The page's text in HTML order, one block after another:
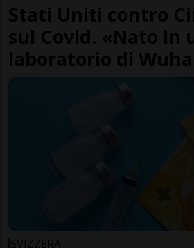
Stati Uniti contro
sul Covid. «Nato in
laboratorio di
SVIZZERA